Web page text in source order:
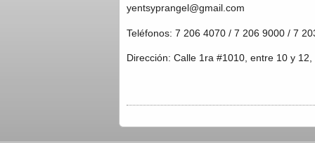
yentsyprangel@gmail.com
Teléfonos: 7 206 4070 / 7 206 9000 / 7
Dirección: Calle 1ra #1010, entre 10 y